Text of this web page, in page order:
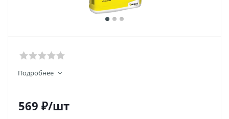
Подробнее
569 ₽/шт